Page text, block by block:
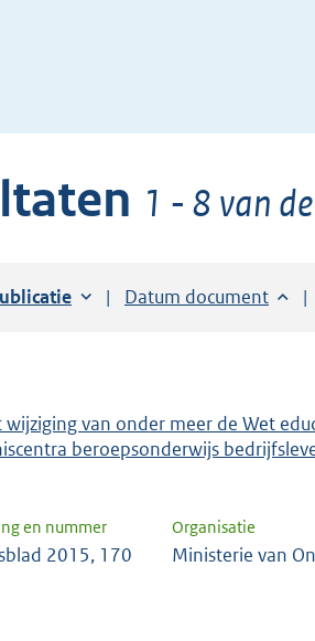
1 - 8 van
Sorteer op:
Datum document
van onder meer de Wet
beroepsonderwijs
en nummer
2015, 170
Organisatie
Ministerie van